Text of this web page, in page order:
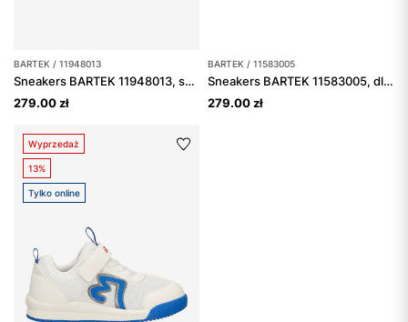
BARTEK / 11948013
Sneakers BARTEK 11948013, szaro-niebieski
279.00 zł
BARTEK / 11583005
Sneakers BARTEK 11583005, dla chłopców, granatowo-szary
279.00 zł
Wyprzedaż
13%
Tylko online